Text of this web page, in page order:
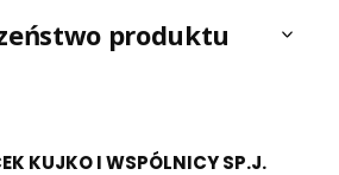
produktu
KUJKO I WSPÓLNICY SP.J.